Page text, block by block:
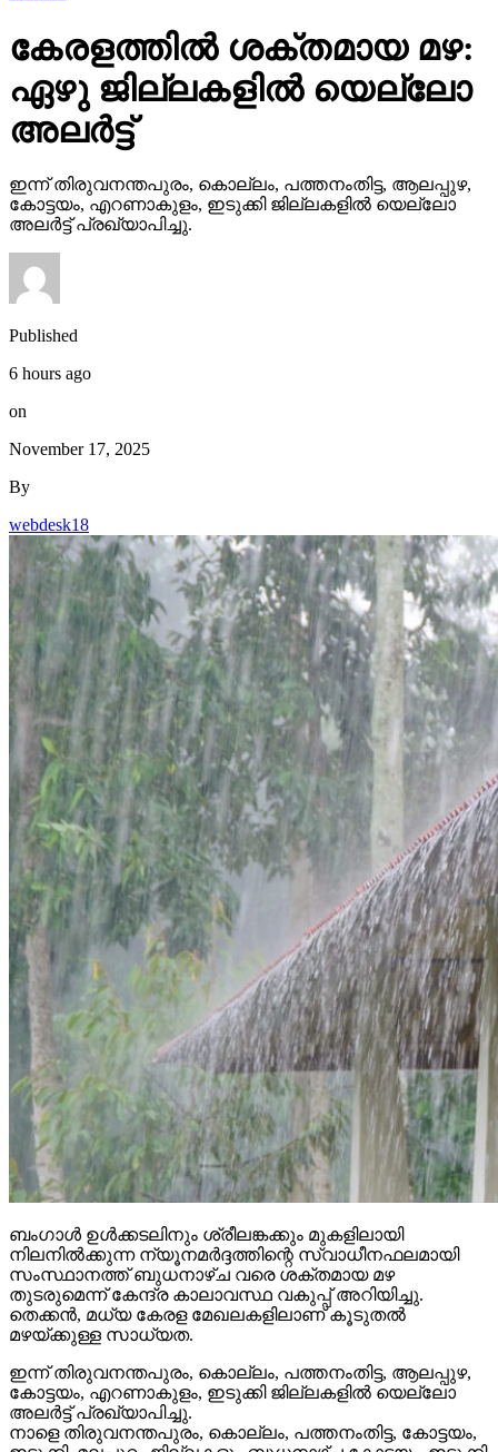
കേരളത്തില്‍ ശക്തമായ മഴ:
ഏഴു ജില്ലകളില്‍ യെല്ലോ
അലര്‍ട്ട്
ഇന്ന് തിരുവനന്തപുരം, കൊല്ലം, പത്തനംതിട്ട, ആലപ്പുഴ,
കോട്ടയം, എറണാകുളം, ഇടുക്കി ജില്ലകളില്‍ യെല്ലോ
അലര്‍ട്ട് പ്രഖ്യാപിച്ചു.
Published
6 hours ago
on
November 17, 2025
By
webdesk18
ബംഗാള്‍ ഉള്‍ക്കടലിനും ശ്രീലങ്കക്കും മുകളിലായി
നിലനില്‍ക്കുന്ന ന്യൂനമര്‍ദ്ദത്തിന്റെ സ്വാധീനഫലമായി
സംസ്ഥാനത്ത് ബുധനാഴ്ച വരെ ശക്തമായ മഴ
തുടരുമെന്ന് കേന്ദ്ര കാലാവസ്ഥ വകുപ്പ് അറിയിച്ചു.
തെക്കന്‍, മധ്യ കേരള മേഖലകളിലാണ് കൂടുതല്‍
മഴയ്ക്കുള്ള സാധ്യത.
ഇന്ന് തിരുവനന്തപുരം, കൊല്ലം, പത്തനംതിട്ട, ആലപ്പുഴ,
കോട്ടയം, എറണാകുളം, ഇടുക്കി ജില്ലകളില്‍ യെല്ലോ
അലര്‍ട്ട് പ്രഖ്യാപിച്ചു.
നാളെ തിരുവനന്തപുരം, കൊല്ലം, പത്തനംതിട്ട, കോട്ടയം,